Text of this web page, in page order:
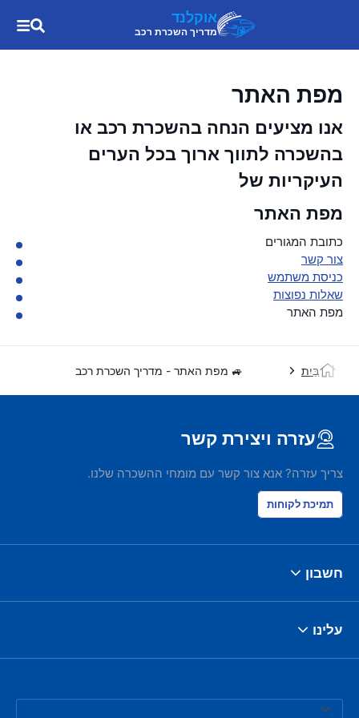
אוקלנד
מדריך השכרת רכב
מפת האתר
אנו מציעים הנחה בהשכרת רכב או
בהשכרה לתווך ארוך בכל הערים
העיקריות של
מפת האתר
כתובת המגורים
צור קשר
כניסת משתמש
שאלות נפוצות
מפת האתר
בַּיִת 🚙 מפת האתר - מדריך השכרת רכב
עזרה ויצירת קשר
צריך עזרה? אנא צור קשר עם מומחי ההשכרה שלנו.
תמיכת לקוחות
חשבון
עלינו